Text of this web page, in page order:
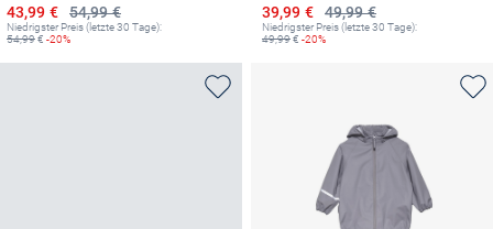
54,99 €
Ermäßigter Preis
43,99 €
Niedrigster Preis (letzte 30 Tage):
54,99€ -20%
49,99 €
Ermäßigter Preis
39,99 €
Niedrigster Preis (letzte 30 Tage):
49,99€ -20%